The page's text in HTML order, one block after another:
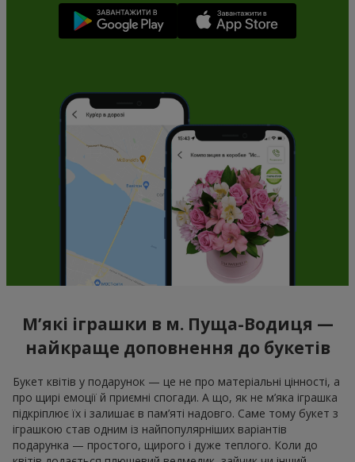
М’які іграшки в м. Пуща-Водиця —
найкраще доповнення до букетів
Букет квітів у подарунок — це не про матеріальні цінності, а
про щирі емоції й приємні спогади. А що, як не м’яка іграшка
підкріплює їх і залишає в пам’яті надовго. Саме тому букет з
іграшкою став одним із найпопулярніших варіантів
подарунка — простого, щирого і дуже теплого. Коли до